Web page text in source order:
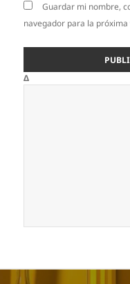
Guardar mi nombre,
navegador para la
Δ
Navegación